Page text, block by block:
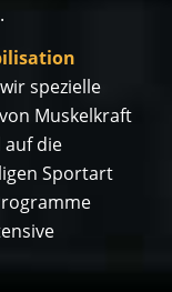
spezielle
Muskelkraft
auf die
Sportart